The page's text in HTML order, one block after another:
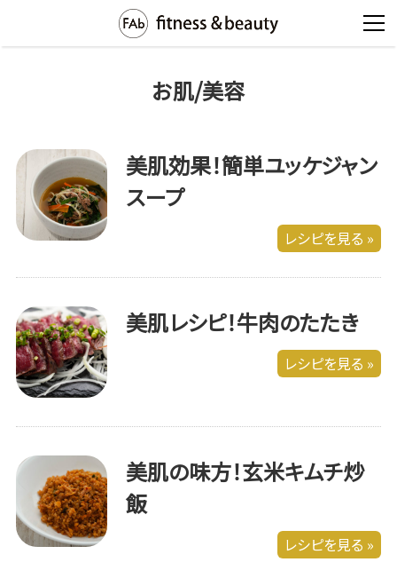
お肌/美容
美肌効果！簡単ユッケジャン
スープ
レシピを見る »
美肌レシピ！牛肉のたたき
レシピを見る »
美肌の味方！玄米キムチ炒
飯
レシピを見る »